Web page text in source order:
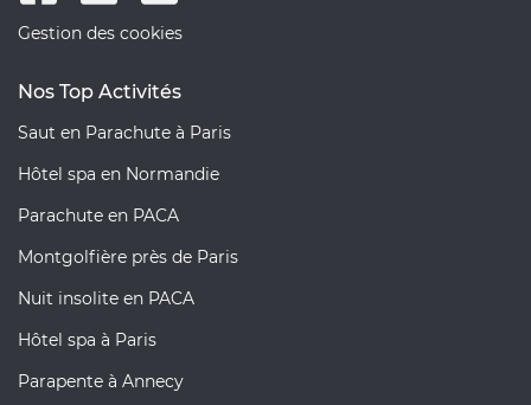
Gestion des cookies
Nos Top Activités
Saut en Parachute à Paris
Hôtel spa en Normandie
Parachute en PACA
Montgolfière près de Paris
Nuit insolite en PACA
Hôtel spa à Paris
Parapente à Annecy